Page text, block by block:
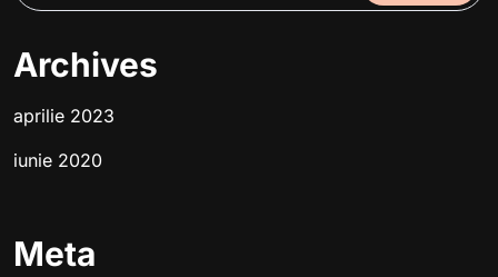
Archives
aprilie 2023
iunie 2020
Meta